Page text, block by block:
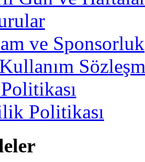
ve Sponsorluk
Politikası